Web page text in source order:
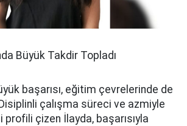
Büyük Takdir Topladı
başarısı, eğitim çevrelerinde de
Disiplinli çalışma süreci ve azmiyle
profili çizen İlayda, başarısıyla